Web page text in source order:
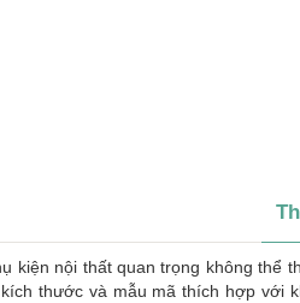
kiện nội thất quan trọng không thể
thước và mẫu mã thích hợp với